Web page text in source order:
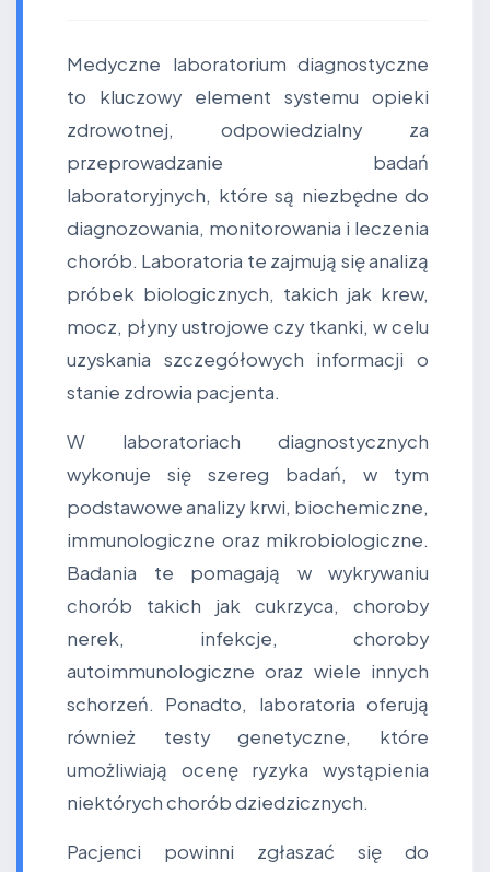
Medyczne laboratorium diagnostyczne
to kluczowy element systemu opieki
zdrowotnej, odpowiedzialny za
przeprowadzanie badań
laboratoryjnych, które są niezbędne do
diagnozowania, monitorowania i leczenia
chorób. Laboratoria te zajmują się analizą
próbek biologicznych, takich jak krew,
mocz, płyny ustrojowe czy tkanki, w celu
uzyskania szczegółowych informacji o
stanie zdrowia pacjenta.
W laboratoriach diagnostycznych
wykonuje się szereg badań, w tym
podstawowe analizy krwi, biochemiczne,
immunologiczne oraz mikrobiologiczne.
Badania te pomagają w wykrywaniu
chorób takich jak cukrzyca, choroby
nerek, infekcje, choroby
autoimmunologiczne oraz wiele innych
schorzeń. Ponadto, laboratoria oferują
również testy genetyczne, które
umożliwiają ocenę ryzyka wystąpienia
niektórych chorób dziedzicznych.
Pacjenci powinni zgłaszać się do